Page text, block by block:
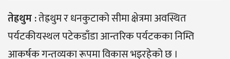
तेह्रथुम :तेह्रथुम र धनकुटाको सीमा क्षेत्रमा अवस्थित
पर्यटकीयस्थल पटेकडाँडा आन्तरिक पर्यटकका निम्ति
आकर्षक गन्तव्यका रूपमा विकास भइरहेको छ ।